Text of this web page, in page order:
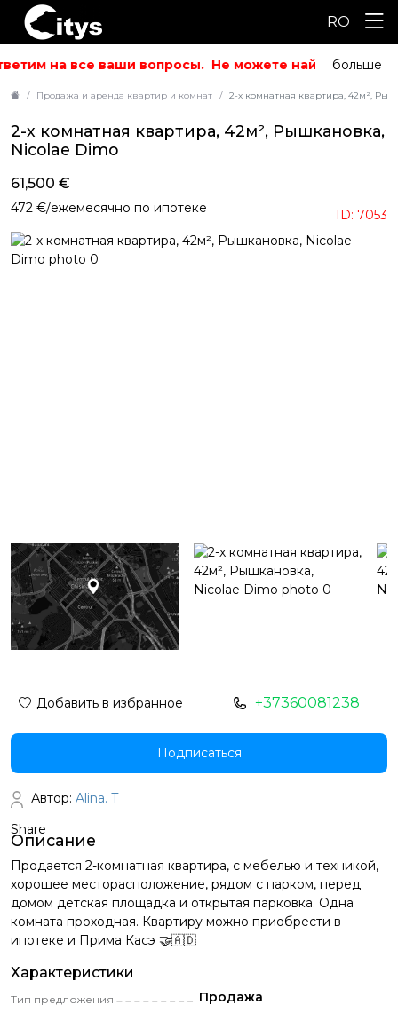
RO
на все ваши вопросы. Не можете найти то, что
больше
Продажа и аренда квартир и комнат 2-х комнатная квартира, 42м²,
Описание
Продается 2-комнатная квартира, с мебелью и техникой,
хорошее месторасположение, рядом с парком, перед
домом детская площадка и открытая парковка. Одна
комната проходная. Квартиру можно приобрести в
ипотеке и Прима Касэ 🤝🇦🇩
Характеристики
Тип предложения Продажа
2-х комнатная квартира, 42м², Рышкановка,
Nicolae Dimo
ID: 7053
61,500 €
472 €/ежемесячно по ипотеке
Добавить в избранное +37360081238
Подписаться
Автор: Alina. T
Share